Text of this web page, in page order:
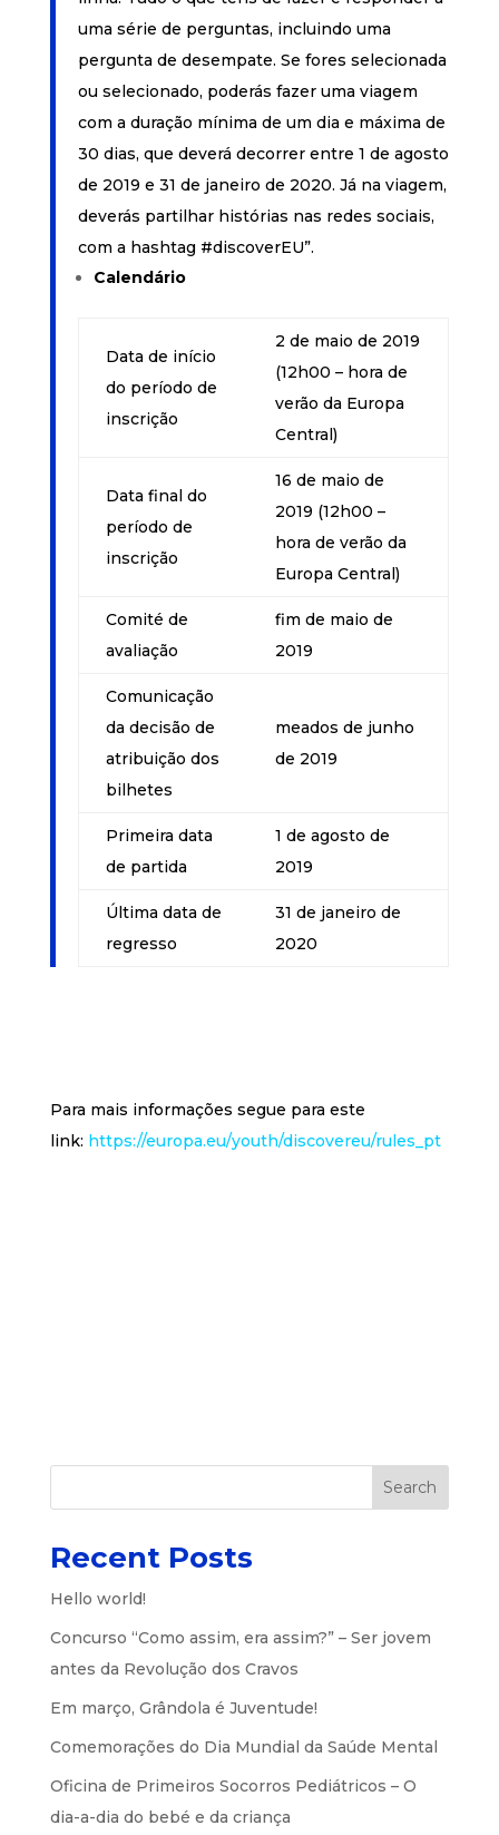
uma série de perguntas, incluindo uma
pergunta de desempate. Se fores selecionada
ou selecionado, poderás fazer uma viagem
com a duração mínima de um dia e máxima de
30 dias, que deverá decorrer entre 1 de agosto
de 2019 e 31 de janeiro de 2020. Já na viagem,
deverás partilhar histórias nas redes sociais,
com a hashtag #discoverEU”.
Calendário
Data de início
do período de
inscrição
2 de maio de 2019
(12h00 – hora de
verão da Europa
Central)
Data final do
período de
inscrição
16 de maio de
2019 (12h00 –
hora de verão da
Europa Central)
Comité de
avaliação
fim de maio de
2019
Comunicação
da decisão de
atribuição dos
bilhetes
meados de junho
de 2019
Primeira data
de partida
1 de agosto de
2019
Última data de
regresso
31 de janeiro de
2020
Para mais informações segue para este
link: https://europa.eu/youth/discovereu/rules_pt
Search
Recent Posts
Hello world!
Concurso “Como assim, era assim?” – Ser jovem
antes da Revolução dos Cravos
Em março, Grândola é Juventude!
Comemorações do Dia Mundial da Saúde Mental
Oficina de Primeiros Socorros Pediátricos – O
dia-a-dia do bebé e da criança